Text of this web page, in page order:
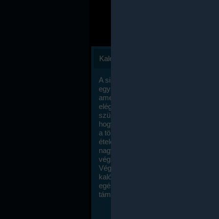
Kalóriaszámlálás
A sikeres fogyás titka valójában igen
egyszerű: égess több energiát, mint
amennyit beviszel. Természetesen
elég nagy fegyelemre és akaraterőre
szükség, de meglepődve fogod
hogy a kalóriaszámolás mennyire
a többi diétához képest. Itt nincsenek
ételek és a megengedett kalóriabevitelt
nagymértékben növelheted ha
végzel.
Végül, de nem utolsó sorban, a
kalóriaszámolás módszerét a legtöbb
egészségügyi szakorvos ajánlja és
támogatja.